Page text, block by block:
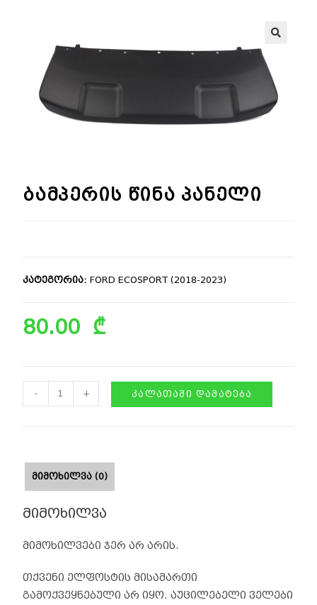
ბამპერის წინა პანელი
კატეგორია:FORD ECOSPORT (2018-2023)
80.00 ₾
- + ᲙᲐᲚᲐᲗᲐᲨᲘ ᲓᲐᲛᲐᲢᲔᲑᲐ
ᲛᲘᲛᲝᲮᲘᲚᲕᲐ (0)
მიმოხილვა
მიმოხილვები ჯერ არ არის.
თქვენი ელფოსტის მისამართი
გამოქვეყნებული არ იყო. აუცილებელი ველები